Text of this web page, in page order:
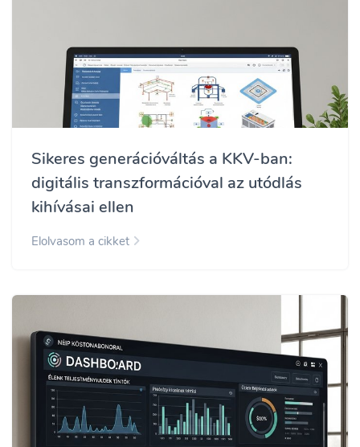
Sikeres generációváltás a KKV-ban:
digitális transzformációval az utódlás
kihívásai ellen
Elolvasom a cikket